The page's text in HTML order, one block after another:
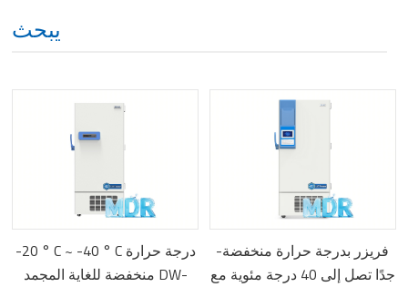
يبحث
-20 ° C ~ -40 ° C درجة حرارة
منخفضة للغاية المجمد DW-
-فريزر بدرجة حرارة منخفضة
جدًا تصل إلى 40 درجة مئوية مع